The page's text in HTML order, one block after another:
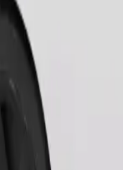
มผัส!
ดกลางสำหรับทุกวัน